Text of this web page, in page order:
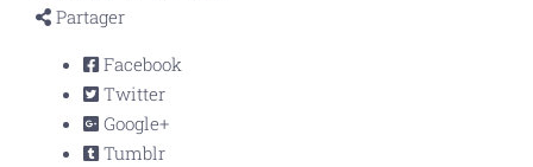
Partager
Facebook
Twitter
Google+
Tumblr